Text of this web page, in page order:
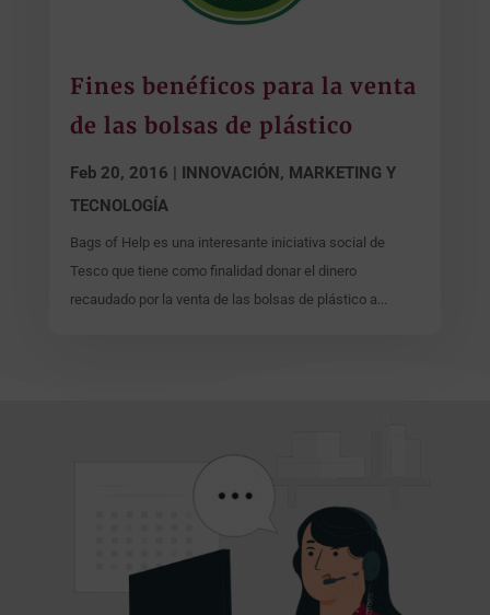
Fines benéficos para la venta
de las bolsas de plástico
Feb 20, 2016 | INNOVACIÓN, MARKETING Y
TECNOLOGÍA
Bags of Help es una interesante iniciativa social de
Tesco que tiene como finalidad donar el dinero
recaudado por la venta de las bolsas de plástico a...